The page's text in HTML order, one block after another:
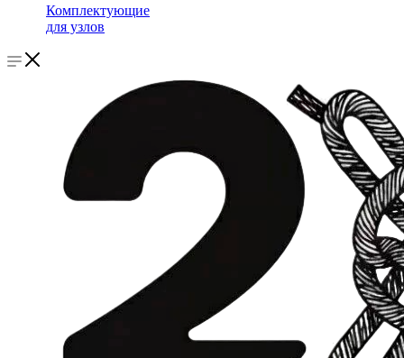
Комплектующие
для узлов